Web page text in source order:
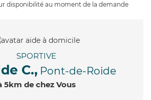
disponibilité au moment de la demande
SPORTIVE
C., Pont-de-Roide
5km de chez Vous